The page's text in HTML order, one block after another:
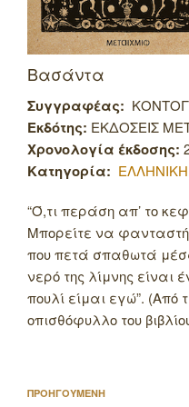
Βασάντα
Συγγραφέας:
Εκδότης: ΕΚΔΟΣΕΙΣ
Χρονολογία έκδοσης:
Κατηγορία:
“Ό,τι περάση απ’ το
Μπορείτε να
που πετά σπαθωτά
νερό της λίμνης
πουλί είμαι εγώ”. (Από
οπισθόφυλλο του
Προηγούμενο
ΠΡΟΗΓΟΥΜΕΝΗ